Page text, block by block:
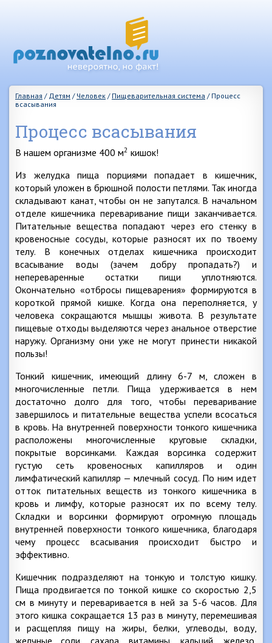
Главная / Детям / Человек / Пищеварительная система / Процесс
всасывания
Процесс всасывания
В нашем организме 400 м2 кишок!
Из желудка пища порциями попадает в кишечник,
который уложен в брюшной полости петлями. Так иногда
складывают канат, чтобы он не запутался. В начальном
отделе кишечника переваривание пищи заканчивается.
Питательные вещества попадают через его стенку в
кровеносные сосуды, которые разносят их по твоему
телу. В конечных отделах кишечника происходит
всасывание воды (зачем добру пропадать?) и
непереваренные остатки пищи уплотняются.
Окончательно «отбросы пищеварения» формируются в
короткой прямой кишке. Когда она переполняется, у
человека сокращаются мышцы живота. В результате
пищевые отходы выделяются через анальное отверстие
наружу. Организму они уже не могут принести никакой
пользы!
Тонкий кишечник, имеющий длину 6-7 м, сложен в
многочисленные петли. Пища удерживается в нем
достаточно долго для того, чтобы переваривание
завершилось и питательные вещества успели всосаться
в кровь. На внутренней поверхности тонкого кишечника
расположены многочисленные круговые складки,
покрытые ворсинками. Каждая ворсинка содержит
густую сеть кровеносных капилляров и один
лимфатический капилляр — млечный сосуд. По ним идет
отток питательных веществ из тонкого кишечника в
кровь и лимфу, которые разносят их по всему телу.
Складки и ворсинки формируют огромную площадь
внутренней поверхности тонкого кишечника, благодаря
чему процесс всасывания происходит быстро и
эффективно.
Кишечник подразделяют на тонкую и толстую кишку.
Пища продвигается по тонкой кишке со скоростью 2,5
см в минуту и переваривается в ней за 5-6 часов. Для
этого кишка сокращается 13 раз в минуту, перемешивая
и расщепляя пищу на жиры, белки, углеводы, воду,
желчные соли, сахара, витамины, кальций, железо,